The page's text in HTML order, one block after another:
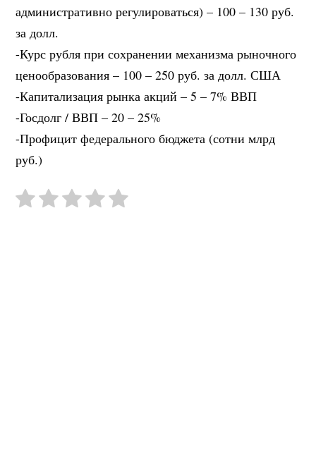
административно регулироваться) – 100 – 130 руб.
за долл.
-Курс рубля при сохранении механизма рыночного
ценообразования – 100 – 250 руб. за долл. США
-Капитализация рынка акций – 5 – 7% ВВП
-Госдолг / ВВП – 20 – 25%
-Профицит федерального бюджета (сотни млрд
руб.)